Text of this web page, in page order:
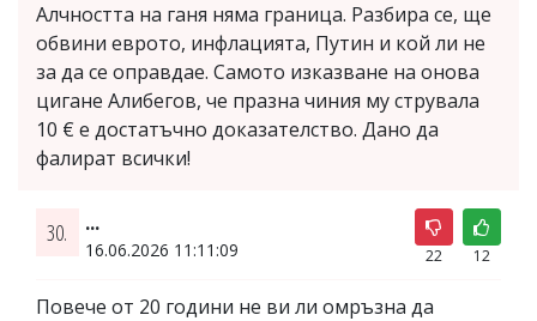
Алчността на ганя няма граница. Разбира се, ще
обвини еврото, инфлацията, Путин и кой ли не
за да се оправдае. Самото изказване на онова
цигане Алибегов, че празна чиния му струвала
10 € е достатъчно доказателство. Дано да
фалират всички!
30. ...
16.06.2026 11:11:09 22 12
Повече от 20 години не ви ли омръзна да